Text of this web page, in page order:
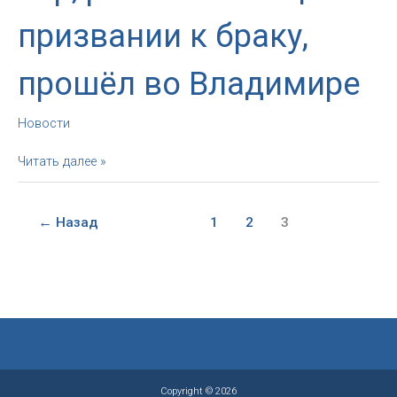
призвании к браку,
прошёл во Владимире
Новости
Выездной
семинар
размышляющих
Читать далее »
← Назад 1 2 3
Copyright © 2026